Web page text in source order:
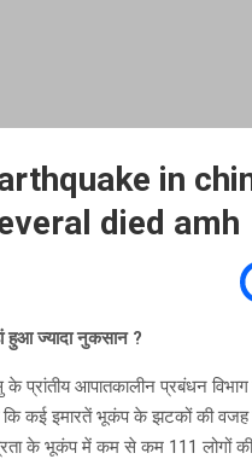
in
died amh
हुआ ज्यादा नुकसान ?
के प्रांतीय आपातकालीन प्रबंधन
कि कई इमारतें भूकंप के झटकों की वजह से
के भूकंप में कम से कम 111 लोगों